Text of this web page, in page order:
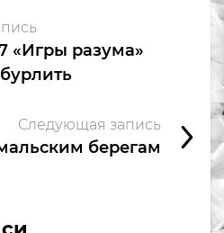
«Игры разума»
Следующая запись
берегам